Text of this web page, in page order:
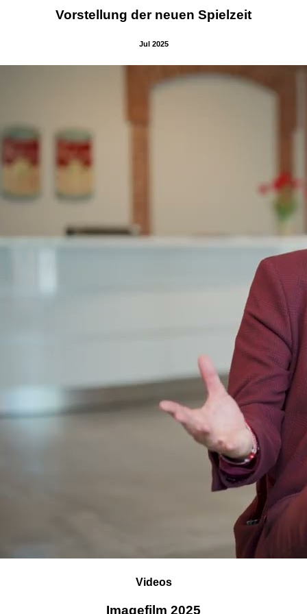
Vorstellung der neuen Spielzeit
Jul 2025
Videos
Imagefilm 2025